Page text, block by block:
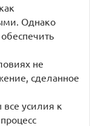
Однако
не
сделанное
усилия к